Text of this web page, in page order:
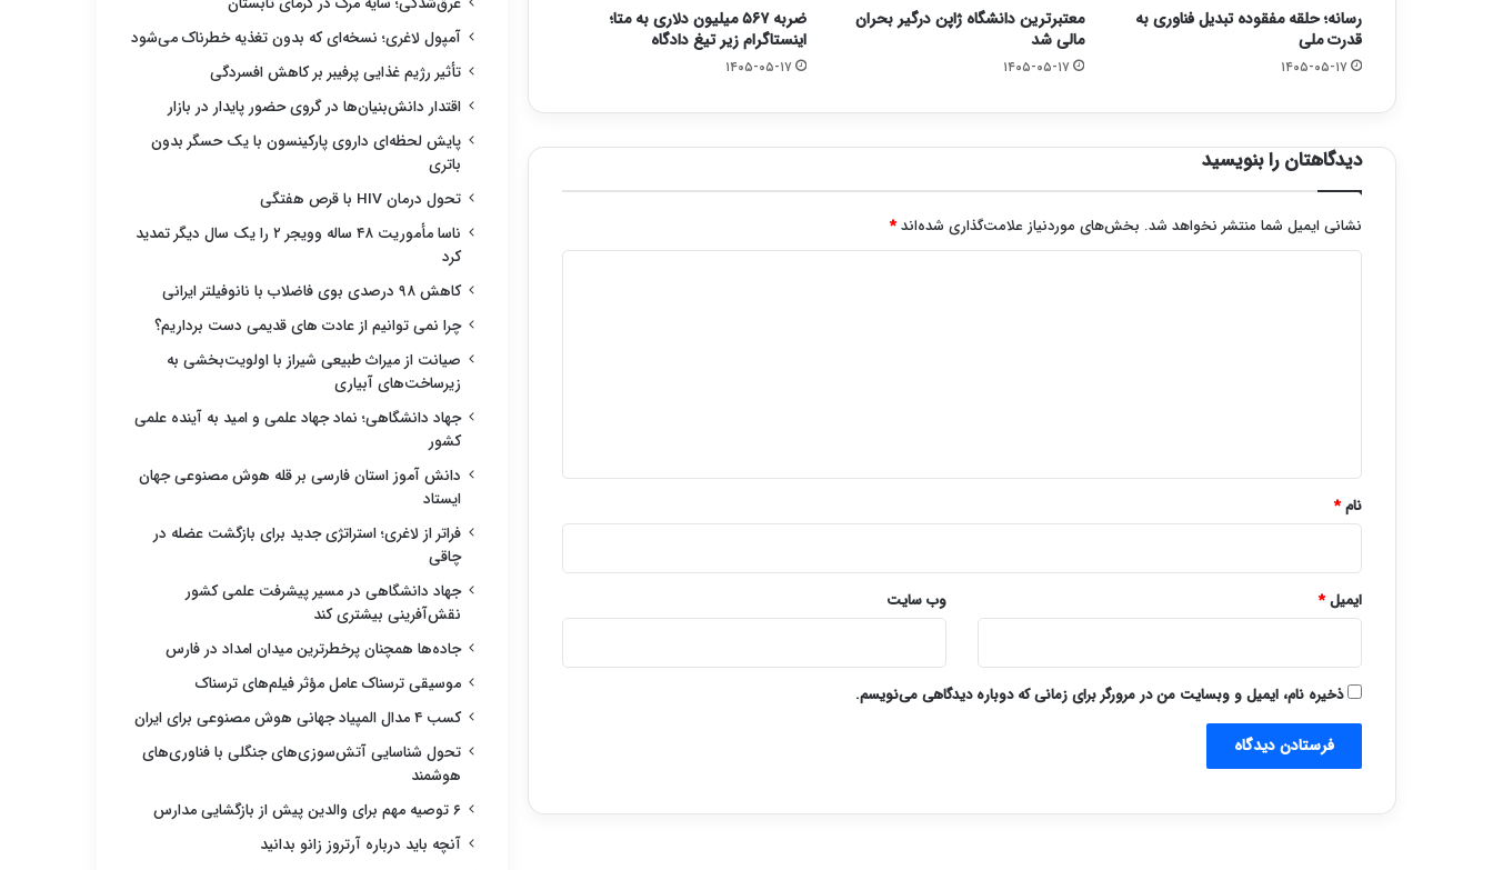
رسانه؛ حلقه مفقوده تبدیل فناوری به
قدرت ملی
۱۴۰۵-۰۵-۱۷
معتبرترین دانشگاه ژاپن درگیر بحران
مالی شد
۱۴۰۵-۰۵-۱۷
ضربه ۵۶۷ میلیون دلاری به متا؛
اینستاگرام زیر تیغ دادگاه
۱۴۰۵-۰۵-۱۷
دیدگاهتان را بنویسید
نشانی ایمیل شما منتشر نخواهد شد. بخش‌های موردنیاز علامت‌گذاری شده‌اند*
نام*
ایمیل* وب‌ سایت
ذخیره نام، ایمیل و وبسایت من در مرورگر برای زمانی که دوباره دیدگاهی می‌نویسم.
آمپول لاغری؛ نسخه‌ای که بدون تغذیه خطرناک می‌شود
تأثیر رژیم غذایی پرفیبر بر کاهش افسردگی
اقتدار دانش‌بنیان‌ها در گروی حضور پایدار در بازار
پایش لحظه‌ای داروی پارکینسون با یک حسگر بدون
باتری
تحول درمان HIV با قرص هفتگی
ناسا مأموریت ۴۸ ساله وویجر ۲ را یک سال دیگر تمدید
کرد
کاهش ۹۸ درصدی بوی فاضلاب با نانوفیلتر ایرانی
چرا نمی توانیم از عادت های قدیمی دست برداریم؟
صیانت از میراث طبیعی شیراز با اولویت‌بخشی به
زیرساخت‌های آبیاری
جهاد دانشگاهی؛ نماد جهاد علمی و امید به آینده علمی
کشور
دانش آموز استان فارسی بر قله هوش مصنوعی جهان
ایستاد
فراتر از لاغری؛ استراتژی جدید برای بازگشت عضله در
چاقی
جهاد دانشگاهی در مسیر پیشرفت علمی کشور
نقش‌آفرینی بیشتری کند
جاده‌ها همچنان پرخطرترین میدان امداد در فارس
موسیقی ترسناک عامل مؤثر فیلم‌های ترسناک
کسب ۴ مدال المپیاد جهانی هوش مصنوعی برای ایران
تحول شناسایی آتش‌سوزی‌های جنگلی با فناوری‌های
هوشمند
۶ توصیه مهم برای والدین پیش از بازگشایی مدارس
آنچه باید درباره آرتروز زانو بدانید